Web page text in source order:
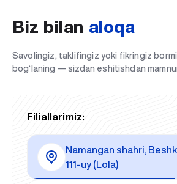
Biz bilan aloqa
Savolingiz, taklifingiz yoki fikringiz
bog‘laning — sizdan eshitishdan
Filiallarimiz:
Namangan shahri,
111-uy (Lola)